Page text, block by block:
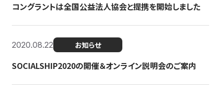
コングラントは全国公益法人協会と提携を開始しました
2020.08.22 お知らせ
SOCIALSHIP2020の開催＆オンライン説明会のご案内